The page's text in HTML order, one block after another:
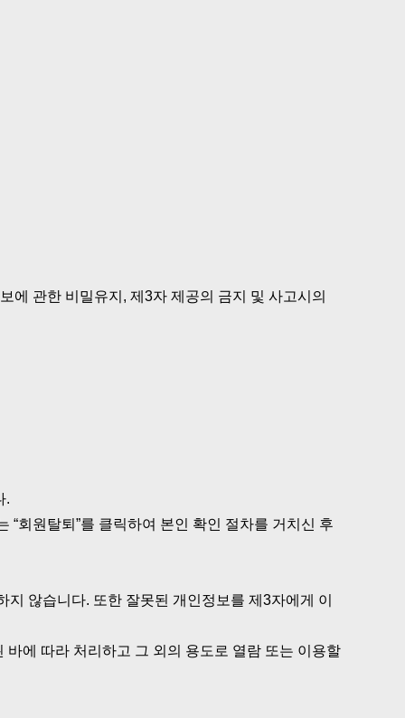
에 관한 비밀유지, 제3자 제공의 금지 및 사고시의
.
“회원탈퇴”를 클릭하여 본인 확인 절차를 거치신 후
않습니다. 또한 잘못된 개인정보를 제3자에게 이
에 따라 처리하고 그 외의 용도로 열람 또는 이용할